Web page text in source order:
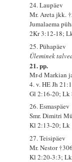
24. Laupäev
Mr. Areta jkk.
Jumalaema
2Kr 3:12-18;
25. Pühapäev
Üleminek
21. pp.
Mr-d Markian
4. v. HE Jh
Gl 2:16-20; Lk
26. Esmaspäev
Smr. Dimitri
Kl 2:13-20; Lk
27. Teisipäev
Mr. Nestor
Kl 2:20-3:3;